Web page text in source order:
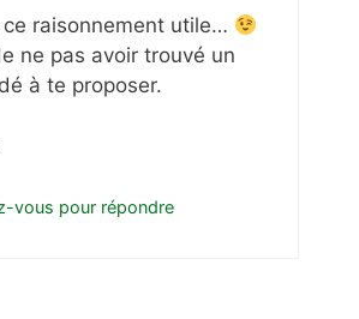
ce raisonnement utile…
ne pas avoir trouvé un
à te proposer.
vous pour répondre